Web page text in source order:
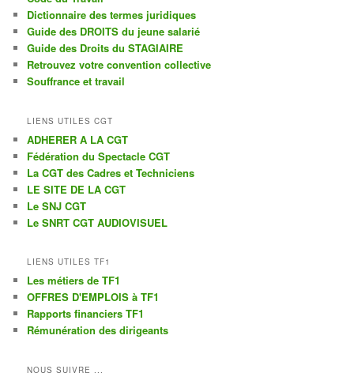
r
c
h
e
Dictionnaire des termes juridiques
Guide des DROITS du jeune salarié
Guide des Droits du STAGIAIRE
Retrouvez votre convention collective
Souffrance et travail
LIENS UTILES CGT
ADHERER A LA CGT
Fédération du Spectacle CGT
La CGT des Cadres et Techniciens
LE SITE DE LA CGT
Le SNJ CGT
Le SNRT CGT AUDIOVISUEL
LIENS UTILES TF1
Les métiers de TF1
OFFRES D'EMPLOIS à TF1
Rapports financiers TF1
Rémunération des dirigeants
NOUS SUIVRE ...